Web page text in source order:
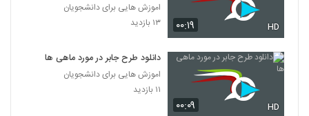
۰۰:۱۹ HD
اموزش هایی برای دانشجویان
۱۳ بازدید
۰۰:۰۹ HD
دانلود طرح جابر در مورد ماهی ها
اموزش هایی برای دانشجویان
۱۱ بازدید